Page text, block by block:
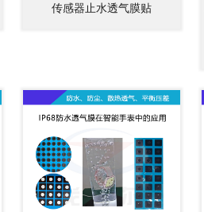
传感器止水透气膜贴